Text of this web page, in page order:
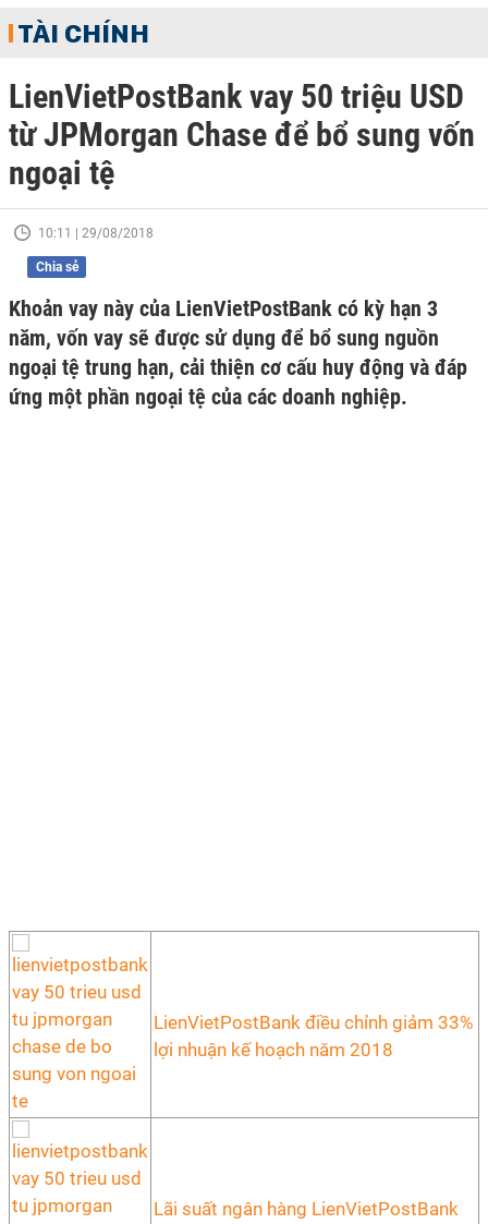
TÀI CHÍNH
LienVietPostBank vay 50 triệu USD
từ JPMorgan Chase để bổ sung vốn
ngoại tệ
10:11 | 29/08/2018
Chia sẻ
Khoản vay này của LienVietPostBank có kỳ hạn 3
năm, vốn vay sẽ được sử dụng để bổ sung nguồn
ngoại tệ trung hạn, cải thiện cơ cấu huy động và đáp
ứng một phần ngoại tệ của các doanh nghiệp.
LienVietPostBank điều chỉnh giảm 33%
lợi nhuận kế hoạch năm 2018
Lãi suất ngân hàng LienVietPostBank